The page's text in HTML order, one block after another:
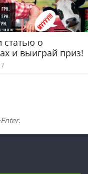
о
и выиграй приз!
.